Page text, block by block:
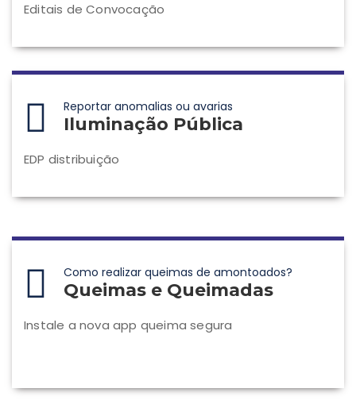
Editais de Convocação
Reportar anomalias ou avarias
Iluminação Pública
EDP distribuição
Como realizar queimas de amontoados?
Queimas e Queimadas
Instale a nova app queima segura